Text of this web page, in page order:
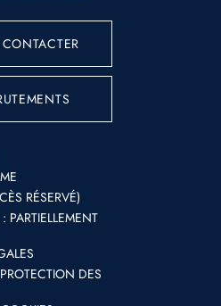
RÉSERVÉ)
PARTIELLEMENT
DES